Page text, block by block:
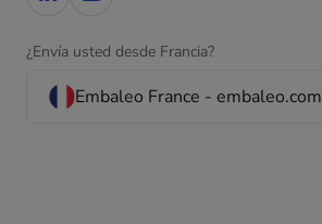
¿Envía usted desde Francia?
Embaleo France - embaleo.com